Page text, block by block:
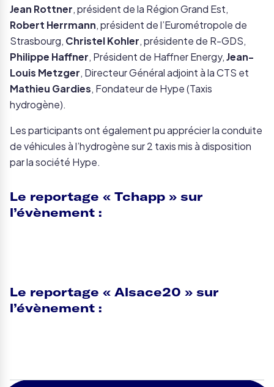
Jean Rottner, président de la Région Grand Est,
Robert Herrmann, président de l’Eurométropole de
Strasbourg, Christel Kohler, présidente de R-GDS,
Philippe Haffner, Président de Haffner Energy,Jean-
Louis Metzger, Directeur Général adjoint à la CTS et
Mathieu Gardies, Fondateur de Hype (Taxis
hydrogène).
Les participants ont également pu apprécier la conduite
de véhicules à l’hydrogène sur 2 taxis mis à disposition
par la société Hype.
Le reportage « Tchapp » sur
l’évènement :
Le reportage « Alsace20 » sur
l’évènement :